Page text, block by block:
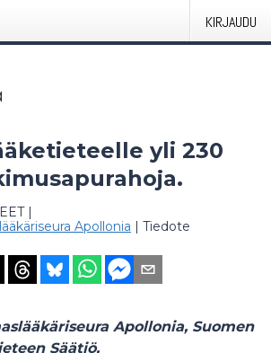
KIRJAUDU
yli 230
|
Apollonia | Tiedote
Apollonia, Suomen
Säätiö,